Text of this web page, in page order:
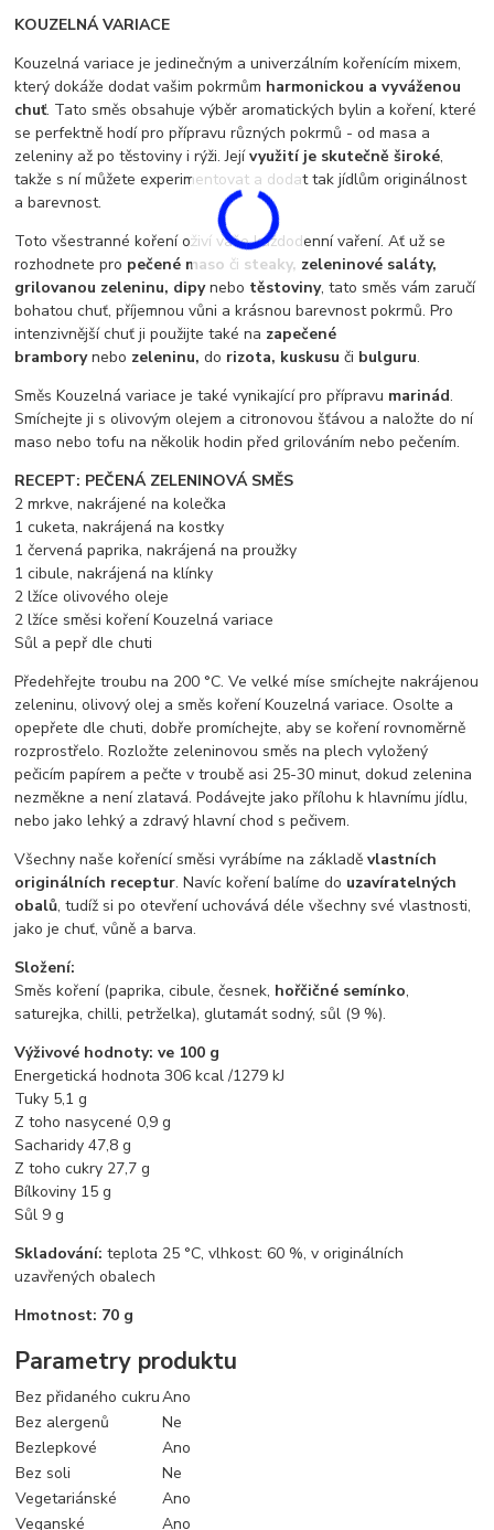
KOUZELNÁ VARIACE
Kouzelná variace je jedinečným a univerzálním kořenícím mixem,
který dokáže dodat vašim pokrmům harmonickou a vyváženou
chuť. Tato směs obsahuje výběr aromatických bylin a koření, které
se perfektně hodí pro přípravu různých pokrmů - od masa a
zeleniny až po těstoviny i rýži. Jejívyužití je skutečně široké,
takže s ní můžete experimentovat a dodat tak jídlům originálnost
a barevnost.
Toto všestranné koření oživí vaše každodenní vaření. Ať už se
rozhodnete pro pečené maso či steaky, zeleninové saláty,
grilovanou zeleninu, dipynebo těstoviny, tato směs vám zaručí
bohatou chuť, příjemnou vůni a krásnou barevnost pokrmů. Pro
intenzivnější chuť ji použijte také na zapečené
bramborynebo zeleninu, do rizota, kuskusuči bulguru.
Směs Kouzelná variace je také vynikající pro přípravu marinád.
Smíchejte ji s olivovým olejem a citronovou šťávou a naložte do ní
maso nebo tofu na několik hodin před grilováním nebo pečením.
RECEPT: PEČENÁ ZELENINOVÁ SMĚS
2 mrkve, nakrájené na kolečka
1 cuketa, nakrájená na kostky
1 červená paprika, nakrájená na proužky
1 cibule, nakrájená na klínky
2 lžíce olivového oleje
2 lžíce směsi koření Kouzelná variace
Sůl a pepř dle chuti
Předehřejte troubu na 200 °C. Ve velké míse smíchejte nakrájenou
zeleninu, olivový olej a směs koření Kouzelná variace. Osolte a
opepřete dle chuti, dobře promíchejte, aby se koření rovnoměrně
rozprostřelo. Rozložte zeleninovou směs na plech vyložený
pečicím papírem a pečte v troubě asi 25-30 minut, dokud zelenina
nezměkne a není zlatavá. Podávejte jako přílohu k hlavnímu jídlu,
nebo jako lehký a zdravý hlavní chod s pečivem.
Všechny naše kořenící směsi vyrábíme na základě vlastních
originálních receptur. Navíc koření balíme do uzavíratelných
obalů, tudíž si po otevření uchovává déle všechny své vlastnosti,
jako je chuť, vůně a barva.
Složení:
Směs koření (paprika, cibule, česnek, hořčičné semínko,
saturejka, chilli, petrželka), glutamát sodný, sůl (9 %).
Výživové hodnoty: ve 100 g
Energetická hodnota 306 kcal /1279 kJ
Tuky 5,1 g
Z toho nasycené 0,9 g
Sacharidy 47,8 g
Z toho cukry 27,7 g
Bílkoviny 15 g
Sůl 9 g
Skladování:teplota 25 °C, vlhkost: 60 %, v originálních
uzavřených obalech
Hmotnost: 70 g
Parametry produktu
Bez přidaného cukruAno
Bez alergenů
Ne
Bezlepkové
Ano
Bez soli
Ne
Vegetariánské
Ano
Veganské
Ano